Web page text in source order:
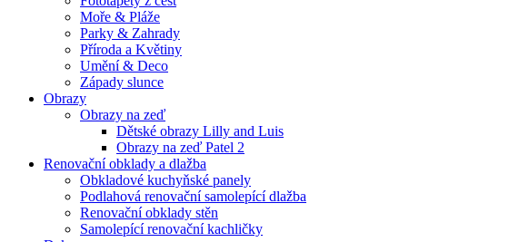
Moře & Pláže
Parky & Zahrady
Příroda a Květiny
Umění & Deco
Západy slunce
Obrazy
Obrazy na zeď
Dětské obrazy Lilly and Luis
Obrazy na zeď Patel 2
Renovační obklady a dlažba
Obkladové kuchyňské panely
Podlahová renovační samolepící dlažba
Renovační obklady stěn
Samolepící renovační kachličky